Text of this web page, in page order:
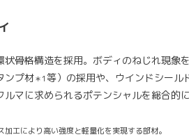
状骨格構造を採用。ボディのねじれ現象
ンプ材＊1等）の採用や、ウインドシール
ルマに求められるポテンシャルを総合的
加工により高い強度と軽量化を実現する部材。